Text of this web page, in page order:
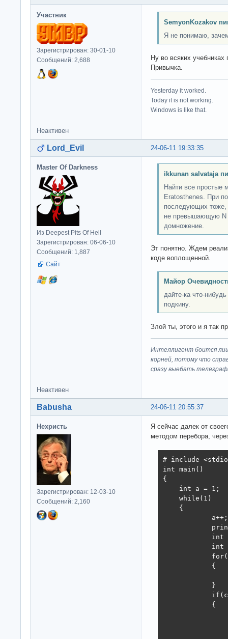
Участник
Зарегистрирован: 30-01-10
Сообщений: 2,688
SemyonKozakov
Я не понимаю,
Ну во всяких
Привычка.
Yesterday it worked.
Today it is not working.
Windows is like that.
Неактивен
24-06-11 19:33:35
Lord_Evil
Master Of Darkness
Из Deepest Pits Of Hell
Зарегистрирован: 06-06-10
Сообщений: 1,887
Сайт
ikkunan salvataja
Найти все простые
Eratosthenes. При
последующих тоже,
не превышающую N
домножение.
Эт понятно. Ждем
коде воплощенной.
Майор
дайте-ка что-
подкину.
Злой ты, этого и я так
Интеллигент боится
корней, потому что
сразу выeбaть
Неактивен
24-06-11 20:55:37
Babusha
Нехристь
Зарегистрирован: 12-03-10
Сообщений: 2,160
Я сейчас далек от
методом перебора,
# include
int main()
{
    int a = 1;
    while(1)
    {
            a++;
int
            {
            }
            {